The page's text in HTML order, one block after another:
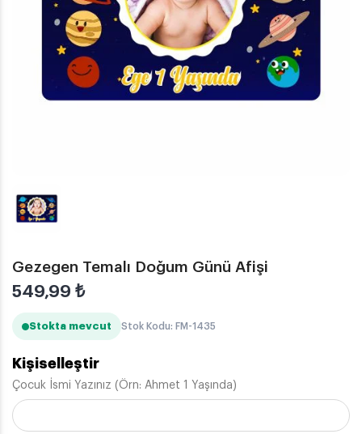
Gezegen Temalı Doğum Günü Afişi
549,99 ₺
Stokta mevcut Stok Kodu: FM-1435
Kişiselleştir
Çocuk İsmi Yazınız (Örn: Ahmet 1 Yaşında)